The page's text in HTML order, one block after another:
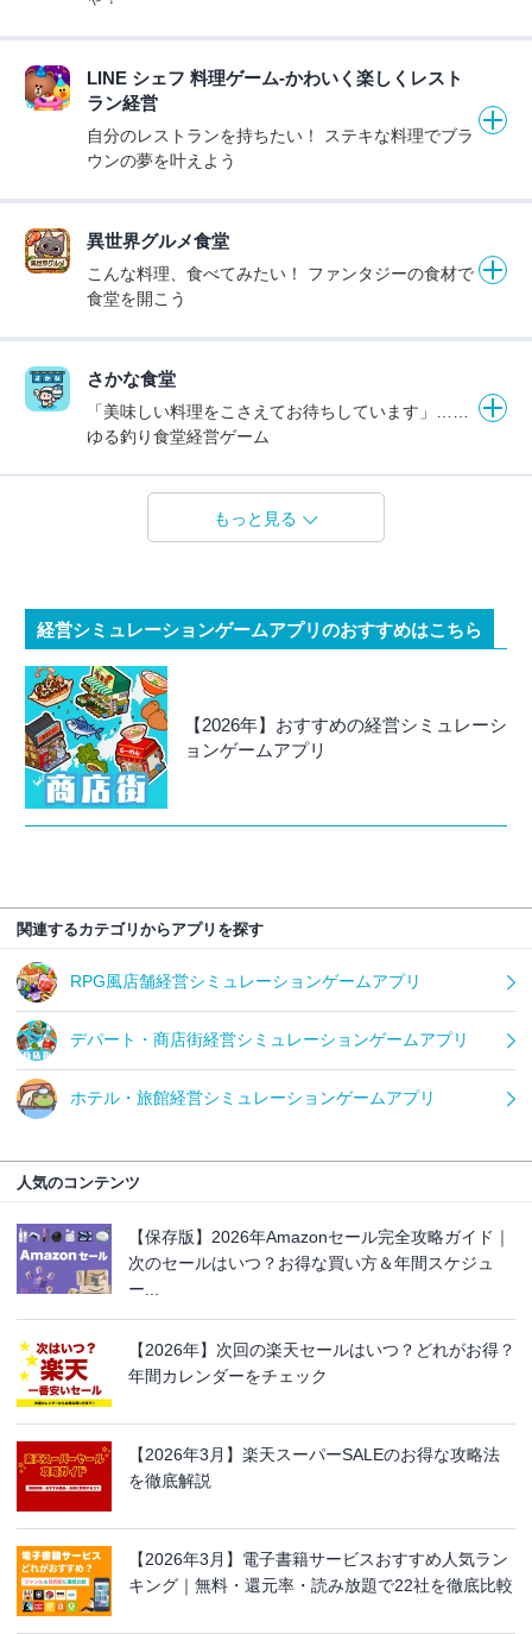
LINE シェフ 料理ゲーム-かわいく楽しくレスト
ラン経営
自分のレストランを持ちたい！ ステキな料理でブラ
ウンの夢を叶えよう
異世界グルメ食堂
こんな料理、食べてみたい！ ファンタジーの食材で
食堂を開こう
さかな食堂
「美味しい料理をこさえてお待ちしています」……
ゆる釣り食堂経営ゲーム
もっと見る
経営シミュレーションゲームアプリのおすすめはこちら
【2026年】おすすめの経営シミュレーシ
ョンゲームアプリ
関連するカテゴリからアプリを探す
RPG風店舗経営シミュレーションゲームアプリ
デパート・商店街経営シミュレーションゲームアプリ
ホテル・旅館経営シミュレーションゲームアプリ
人気のコンテンツ
【保存版】2026年Amazonセール完全攻略ガイド｜
次のセールはいつ？お得な買い方＆年間スケジュ
ー...
【2026年】次回の楽天セールはいつ？どれがお得？
年間カレンダーをチェック
【2026年3月】楽天スーパーSALEのお得な攻略法
を徹底解説
【2026年3月】電子書籍サービスおすすめ人気ラン
キング｜無料・還元率・読み放題で22社を徹底比較